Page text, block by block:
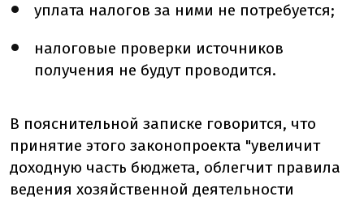
уплата налогов за ними не потребуется;
налоговые проверки источников
получения не будут проводится.
В пояснительной записке говорится, что
принятие этого законопроекта "увеличит
доходную часть бюджета, облегчит правила
ведения хозяйственной деятельности